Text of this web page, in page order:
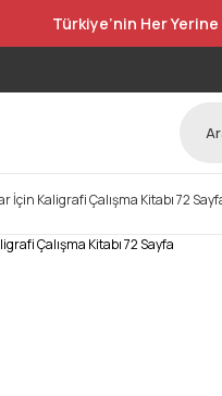
Türkiye’nin Her
İçin Kaligrafi Çalışma Kitabı 72